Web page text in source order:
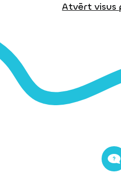
Atvērt visus